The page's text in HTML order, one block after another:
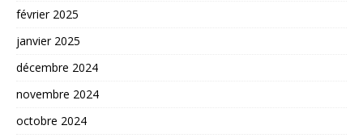
février 2025
janvier 2025
décembre 2024
novembre 2024
octobre 2024